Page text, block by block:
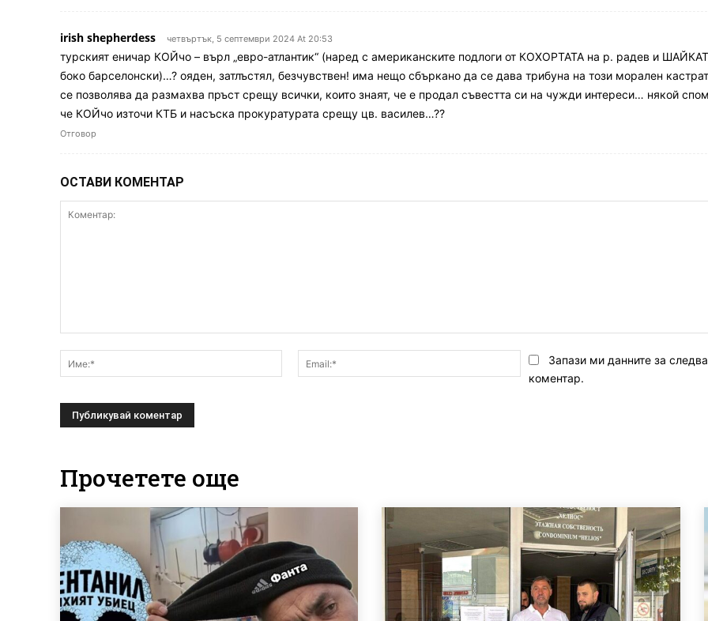
irish shepherdess четвъртък, 5 септември 2024 At 20:53
турският еничар КОЙчо – върл „евро-атлантик“ (наред с американските подлоги от КОХОРТАТА на р. радев и
боко барселонски)…? ояден, затлъстял, безчувствен! има нещо сбъркано да се дава трибуна на този морален
се позволява да размахва пръст срещу всички, които знаят, че е продал съвестта си на чужди интереси… някой
че КОЙчо източи КТБ и насъска прокуратурата срещу цв. василев…??
Отговор
ОСТАВИ КОМЕНТАР
Име:*
Email:*Запази ми данните за
коментар.
Прочетете още